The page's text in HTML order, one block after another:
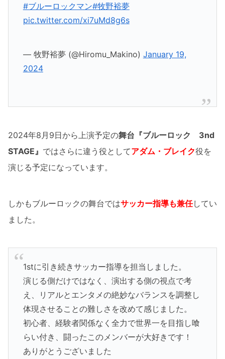
#ブルーロックマン#牧野裕夢
pic.twitter.com/xi7uMd8g6s
— 牧野裕夢 (@Hiromu_Makino) January 19,
2024
2024年8月9日から上演予定の舞台『ブルーロック 3nd
STAGE』 ではさらに違う役としてアダム・ブレイク役を
演じる予定になっています。
しかもブルーロックの舞台ではサッカー指導も兼任してい
ました。
1stに引き続きサッカー指導を担当しました。
演じる側だけではなく、演出する側の視点で考
え、リアルとエンタメの絶妙なバランスを調整し
体現させることの難しさを改めて感じました。
初心者、経験者関係なく全力で世界一を目指し喰
らい付き、闘ったこのメンバーが大好きです！
ありがとうございました